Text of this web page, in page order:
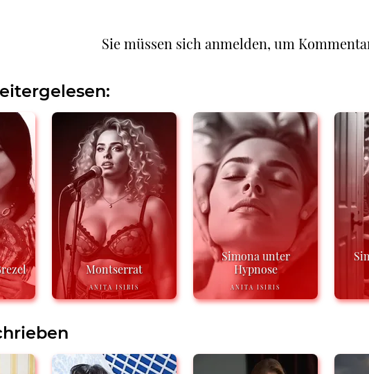
Sie müssen sich anmelden, um
Montserrat
ANITA ISIRIS
Simona unter
Hypnose
ANITA ISIRIS